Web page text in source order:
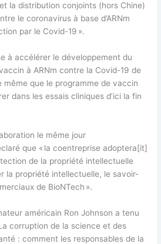
la distribution conjoints (hors Chine)
le coronavirus à base d’ARNm
par le Covid-19 ».
à accélérer le développement du
à ARNm contre la Covid-19 de
même que le programme de vaccin
dans les essais cliniques d’ici la fin
le même jour
que « la coentreprise adoptera[it]
de la propriété intellectuelle
la propriété intellectuelle, le savoir-
de BioNTech ».
américain Ron Johnson a tenu
corruption de la science et des
: comment les responsables de la